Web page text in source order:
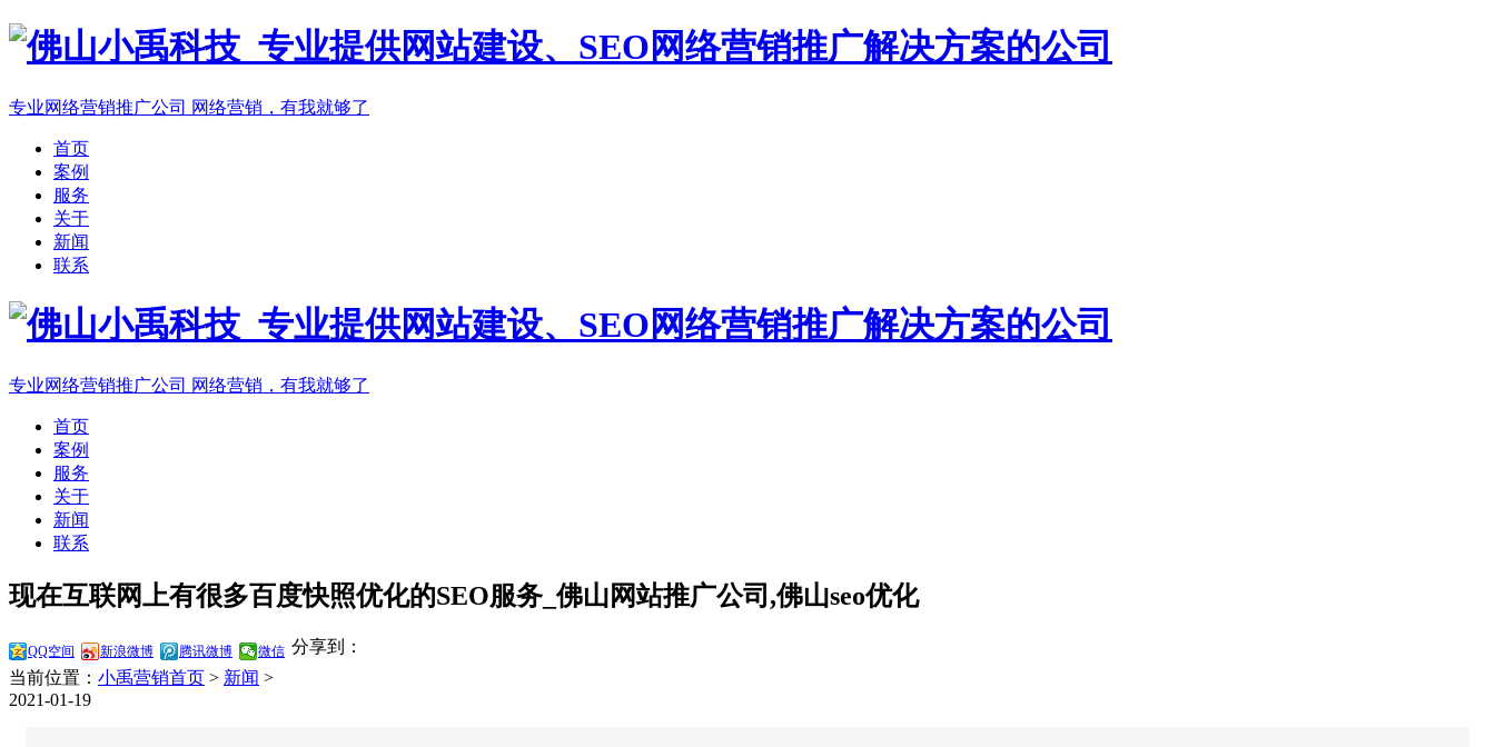
专业网络营销推广公司 网络营销，有我就够了
首页
案例
服务
关于
新闻
联系
专业网络营销推广公司 网络营销，有我就够了
首页
案例
服务
关于
新闻
联系
现在互联网上有很多百度快照优化的SEO服务_佛山网站推广公司,佛山seo优化
分享到：
QQ空间 新浪微博 腾讯微博 微信
当前位置： 小禹营销首页 > 新闻 >
2021-01-19